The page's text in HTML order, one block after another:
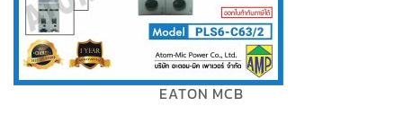
EATON MCB